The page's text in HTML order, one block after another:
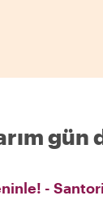
gün
-